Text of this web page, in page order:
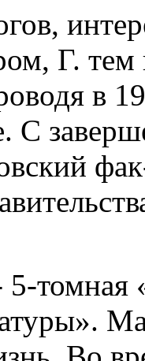
Г. тем
в
С
5-томная